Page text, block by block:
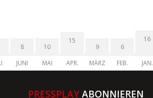
8
JUNI
10
MAI
15
APR.
9
MÄRZ
6
FEB.
16
JAN.
PRESSPLAYABONNIEREN